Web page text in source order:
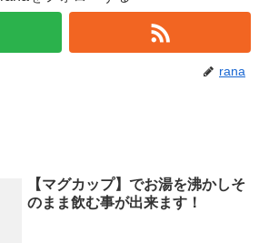
rana
【マグカップ】でお湯を沸かしそ
のまま飲む事が出来ます！